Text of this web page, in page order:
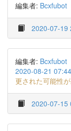
編集者: Bcxfubot
2020-07-19
編集者: Bcxfubot
2020-08-21
更された可能性が
2020-07-15